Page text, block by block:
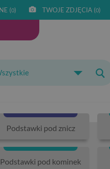
(0) TWOJE ZDJĘCIA (0)
Podstawki pod znicz
Podstawki pod kominek